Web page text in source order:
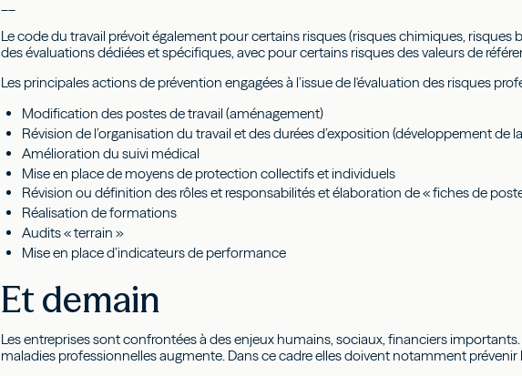
Le code du travail prévoit également pour certains risques (risques chimiques,
des évaluations dédiées et spécifiques, avec pour certains risques des valeurs de
Les principales actions de prévention engagées à l’issue de l'évaluation des risques
Modification des postes de travail (aménagement)
Révision de l’organisation du travail et des durées d’exposition (développement de
Amélioration du suivi médical
Mise en place de moyens de protection collectifs et individuels
Révision ou définition des rôles et responsabilités et élaboration de « fiches de
Réalisation de formations
Audits « terrain »
Mise en place d’indicateurs de performance
Et demain
Les entreprises sont confrontées à des enjeux humains, sociaux, financiers
maladies professionnelles augmente. Dans ce cadre elles doivent notamment prévenir